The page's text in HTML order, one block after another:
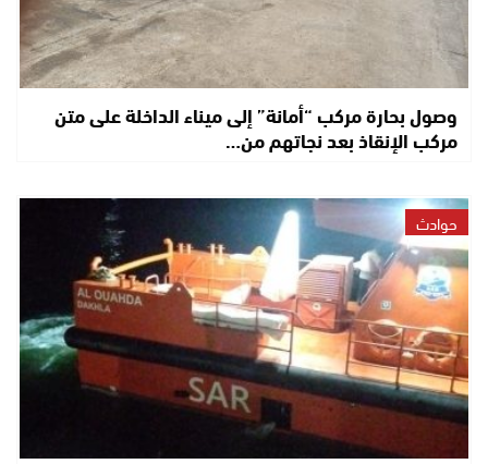
وصول بحارة مركب “أمانة” إلى ميناء الداخلة على متن
مركب الإنقاذ بعد نجاتهم من…
حوادث